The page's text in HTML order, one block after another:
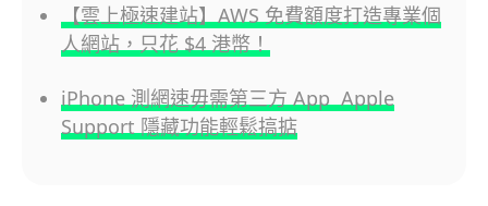
【雲上極速建站】AWS 免費額度打造專業個
人網站，只花 $4 港幣！
iPhone 測網速毋需第三方 App Apple
Support 隱藏功能輕鬆搞掂